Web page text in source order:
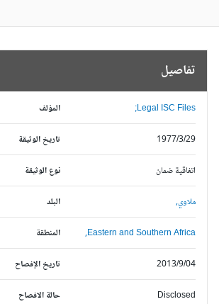
تفاصيل
المؤلف Legal ISC Files;
تاريخ الوثيقة 1977/3/29
نوع الوثيقة اتفاقية ضمان
البلد ملاوي,
المنطقة Eastern and Southern Africa,
تاريخ الإفصاح 2013/9/04
حالة الافصاح Disclosed